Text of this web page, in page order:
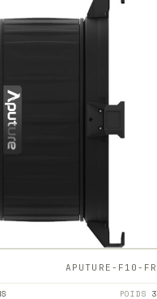
APUTURE-F10-
POIDS